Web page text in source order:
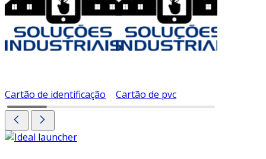
Cartão de identificação Cartão de pvc